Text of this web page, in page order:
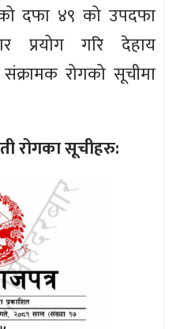
दफा ४९ को उपदफा
प्रयोग गरि देहाय
रोगको सूचीमा
ती रोगका सूचीहरु: